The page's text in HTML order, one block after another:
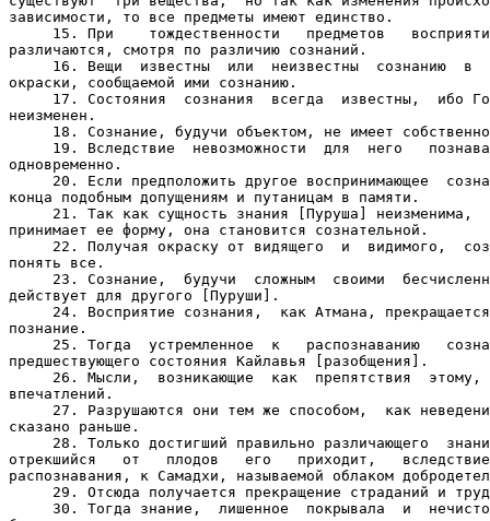
зависимости, то все предметы имеют единство.
15. При    тождественности   предметов
различаются, смотря по различию сознаний.
16. Вещи  известны  или  неизвестны  сознанию  в
окраски, сообщаемой ими сознанию.
17. Состояния  сознания  всегда  известны,  ибо
неизменен.
18. Сознание, будучи объектом, не имеет
19. Вследствие  невозможности  для  него
одновременно.
20. Если предположить другое воспринимающее
конца подобным допущениям и путаницам в памяти.
21. Так как сущность знания [Пуруша] неизменима,
принимает ее форму, она становится сознательной.
22. Получая окраску от видящего  и  видимого,
понять все.
23. Сознание,  будучи  сложным  своими
действует для другого [Пуруши].
24. Восприятие сознания,  как Атмана,
познание.
25. Тогда  устремленное  к   распознаванию
предшествующего состояния Кайлавья [разобщения].
26. Мысли,  возникающие  как  препятствия  этому,
впечатлений.
27. Разрушаются они тем же способом,  как
сказано раньше.
28. Только достигший правильно различающего
отрекшийся   от   плодов   его   приходит,
распознавания, к Самадхи, называемой облаком
29. Отсюда получается прекращение страданий и
30. Тогда знание,  лишенное  покрывала  и